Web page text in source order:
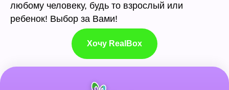
любому человеку, будь то взрослый или
ребенок! Выбор за Вами!
Хочу RealBox